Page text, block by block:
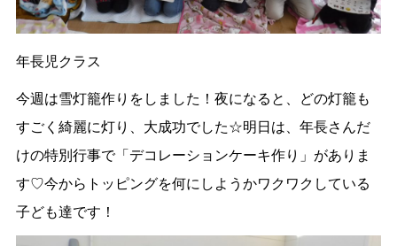
年長児クラス
今週は雪灯籠作りをしました！夜になると、どの灯籠も
すごく綺麗に灯り、大成功でした☆明日は、年長さんだ
けの特別行事で「デコレーションケーキ作り」がありま
す♡今からトッピングを何にしようかワクワクしている
子ども達です！